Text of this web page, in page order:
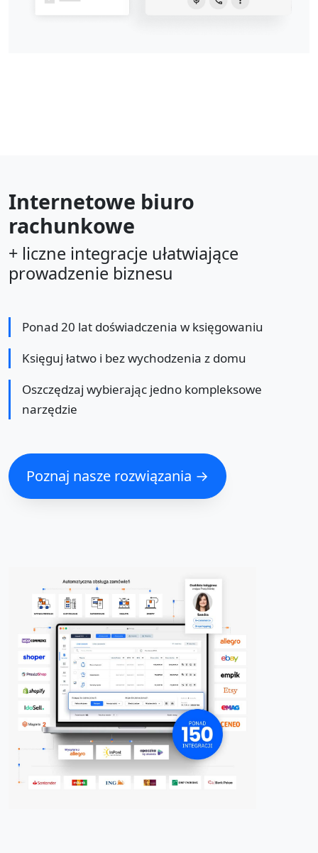
Internetowe biuro
rachunkowe
+ liczne integracje ułatwiające
prowadzenie biznesu
Ponad 20 lat doświadczenia w księgowaniu
Księguj łatwo i bez wychodzenia z domu
Oszczędzaj wybierając jedno kompleksowe
narzędzie
Poznaj nasze rozwiązania →